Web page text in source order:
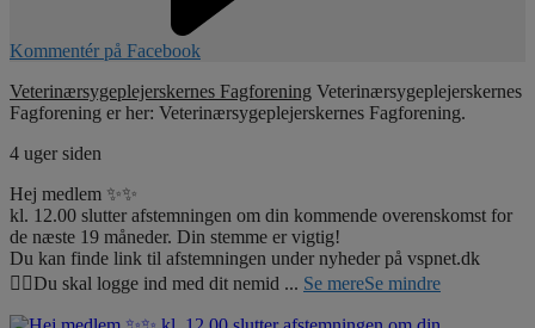
Kommentér på Facebook
Veterinærsygeplejerskernes Fagforening Veterinærsygeplejerskernes
Fagforening er her: Veterinærsygeplejerskernes Fagforening.
4 uger siden
Hej medlem ✨✨
kl. 12.00 slutter afstemningen om din kommende overenskomst for
de næste 19 måneder. Din stemme er vigtig!
Du kan finde link til afstemningen under nyheder på vspnet.dk
☝🏼Du skal logge ind med dit nemid ... Se mereSe mindre